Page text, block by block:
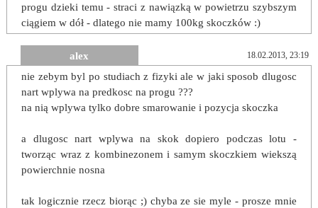
progu dzieki temu - straci z nawiązką w powietrzu szybszym
ciągiem w dół - dlatego nie mamy 100kg skoczków :)
alex 18.02.2013, 23:19
nie zebym byl po studiach z fizyki ale w jaki sposob dlugosc
nart wplywa na predkosc na progu ???
na nią wplywa tylko dobre smarowanie i pozycja skoczka
a dlugosc nart wplywa na skok dopiero podczas lotu -
tworząc wraz z kombinezonem i samym skoczkiem wiekszą
powierchnie nosna
tak logicznie rzecz biorąc ;) chyba ze sie myle - prosze mnie